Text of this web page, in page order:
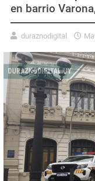
en barrio
duraznodigital